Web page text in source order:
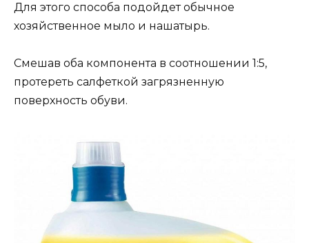
Для этого способа подойдет обычное
хозяйственное мыло и нашатырь.
Смешав оба компонента в соотношении 1:5,
протереть салфеткой загрязненную
поверхность обуви.